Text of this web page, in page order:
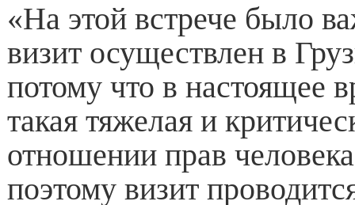
«На этой встрече было
визит осуществлен в
потому что в настоящее
такая тяжелая и
отношении прав
поэтому визит